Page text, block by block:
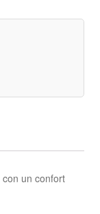
con un confort